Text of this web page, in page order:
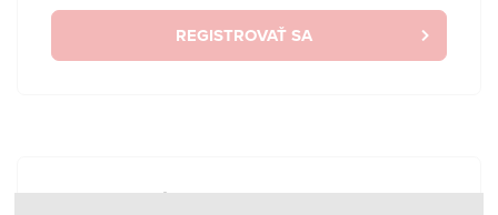
REGISTROVAŤ SA